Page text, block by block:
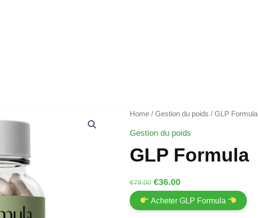
Home/ Gestion du poids / GLP Formula
Gestion du poids
GLP Formula
€79.00 Original
price
was:
€36.00Current
price
is:
Acheter GLP Formula